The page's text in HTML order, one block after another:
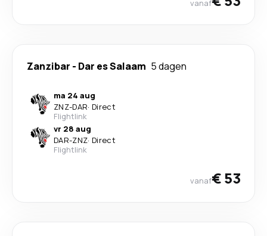
vanaf
Zanzibar - Dar es Salaam 5 dagen
ma 24 aug
ZNZ-DAR· Direct
Flightlink
vr 28 aug
DAR-ZNZ· Direct
Flightlink
vanaf€ 53